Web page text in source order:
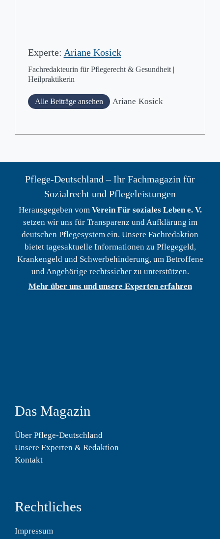
Experte: Ariane Kosick
Fachredakteurin für Pflegerecht & Gesundheit |
Heilpraktikerin
Alle Beiträge ansehen Ariane Kosick
Pflege-Deutschland – Ihr Fachmagazin für
Sozialrecht und Pflegeleistungen
Herausgegeben vom Verein Für soziales Leben e. V.
setzen wir uns für Transparenz und Aufklärung im
deutschen Pflegesystem ein. Unsere Fachredaktion
bietet tagesaktuelle Informationen zu Pflegegeld,
Krankengeld und Schwerbehinderung, um Betroffene
und Angehörige rechtssicher zu unterstützen.
Mehr über uns und unsere Experten erfahren
Das Magazin
Über Pflege-Deutschland
Unsere Experten & Redaktion
Kontakt
Rechtliches
Impressum